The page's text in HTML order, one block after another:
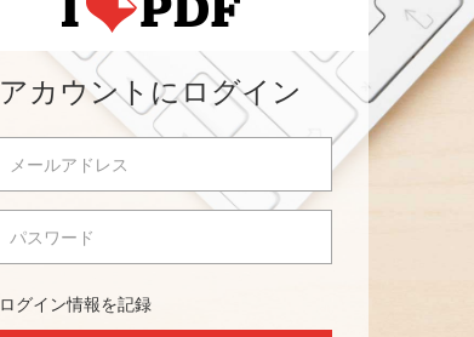
アカウントにログイン
ログイン情報を記録